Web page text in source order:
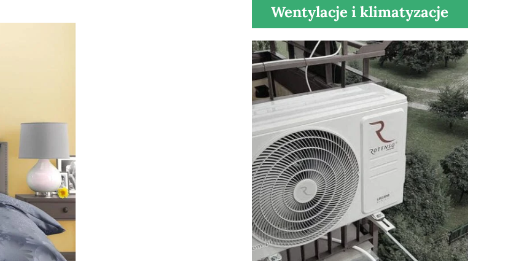
Wentylacje i klimatyzacje